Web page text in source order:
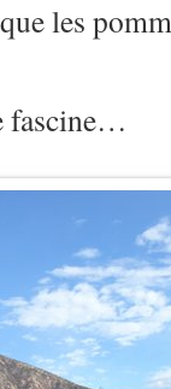
les
fascine…